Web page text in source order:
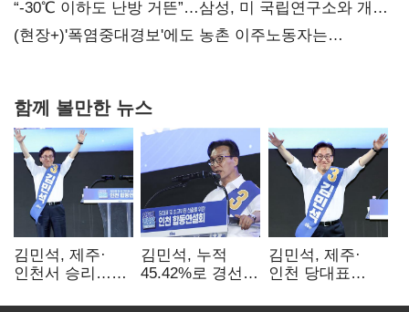
없어”
“-30℃ 이하도 난방 거뜬”…삼성, 미 국립연구소와 개발
협력
(현장+)'폭염중대경보'에도 농촌 이주노동자는
함께 볼만한 뉴스
김민석, 제주·
인천서 승리…
김민석, 누적
45.42%로 경선
김민석, 제주·
인천 당대표